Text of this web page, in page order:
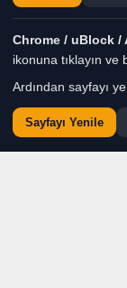
Chrome / uBlock /
ikonuna tıklayın ve
Ardından sayfayı
Sayfayı Yenile